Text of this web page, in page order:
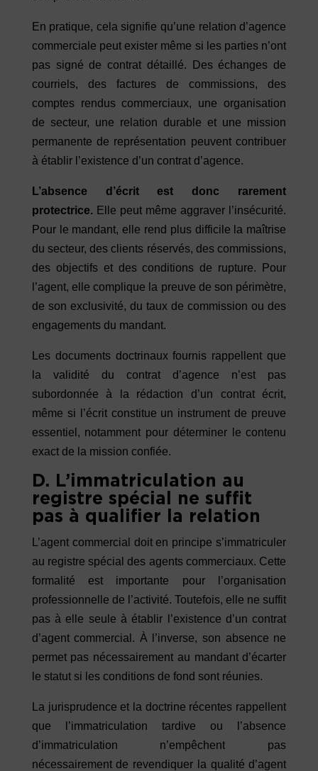
En pratique, cela signifie qu’une relation d’agence
commerciale peut exister même si les parties n’ont
pas signé de contrat détaillé. Des échanges de
courriels, des factures de commissions, des
comptes rendus commerciaux, une organisation
de secteur, une relation durable et une mission
permanente de représentation peuvent contribuer
à établir l’existence d’un contrat d’agence.
L’absence d’écrit est donc rarement
protectrice.Elle peut même aggraver l’insécurité.
Pour le mandant, elle rend plus difficile la maîtrise
du secteur, des clients réservés, des commissions,
des objectifs et des conditions de rupture. Pour
l’agent, elle complique la preuve de son périmètre,
de son exclusivité, du taux de commission ou des
engagements du mandant.
Les documents doctrinaux fournis rappellent que
la validité du contrat d’agence n’est pas
subordonnée à la rédaction d’un contrat écrit,
même si l’écrit constitue un instrument de preuve
essentiel, notamment pour déterminer le contenu
exact de la mission confiée.
D. L’immatriculation au
registre spécial ne suffit
pas à qualifier la relation
L’agent commercial doit en principe s’immatriculer
au registre spécial des agents commerciaux. Cette
formalité est importante pour l’organisation
professionnelle de l’activité. Toutefois, elle ne suffit
pas à elle seule à établir l’existence d’un contrat
d’agent commercial. À l’inverse, son absence ne
permet pas nécessairement au mandant d’écarter
le statut si les conditions de fond sont réunies.
La jurisprudence et la doctrine récentes rappellent
que l’immatriculation tardive ou l’absence
d’immatriculation n’empêchent pas
nécessairement de revendiquer la qualité d’agent